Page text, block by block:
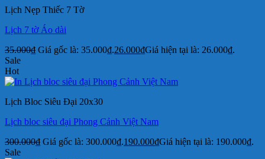
Lịch Nẹp Thiếc 7 Tờ
Lịch 7 tờ Áo dài
35.000₫ Giá gốc là: 35.000₫.26.000₫Giá hiện tại là: 26.000₫.
Sale
Hot
Lịch Bloc Siêu Đại 20x30
Lịch bloc siêu đại Phong Cảnh Việt Nam
300.000₫ Giá gốc là: 300.000₫.190.000₫Giá hiện tại là: 190.000₫.
Sale